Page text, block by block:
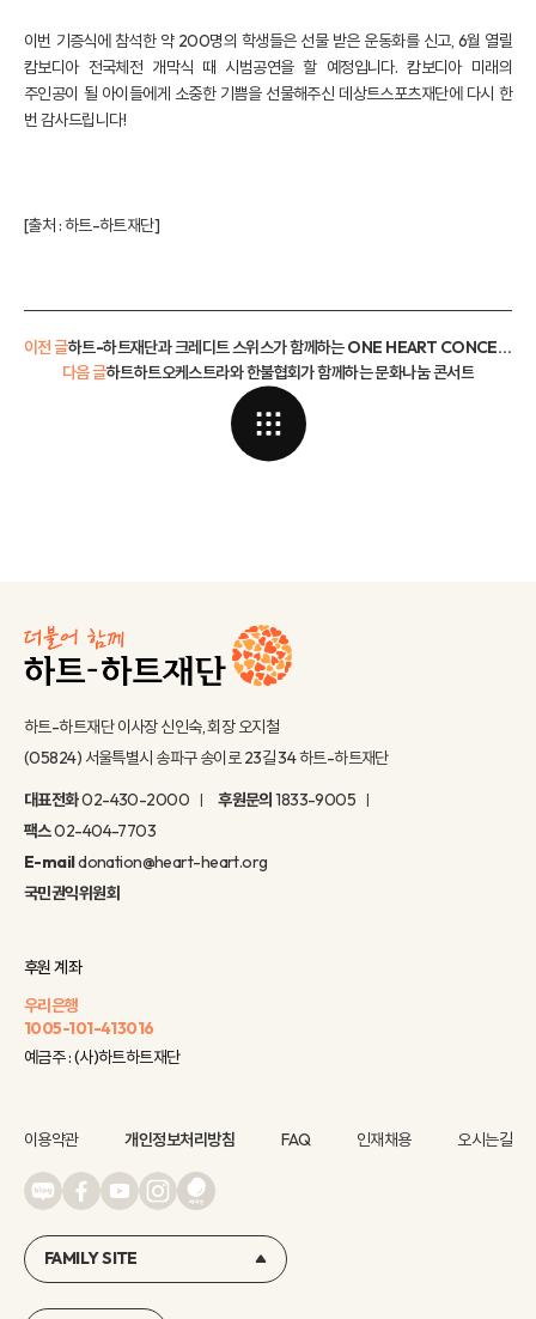
이번 기증식에 참석한 약 200명의 학생들은 선물 받은 운동화를 신고, 6월 열릴
캄보디아 전국체전 개막식 때 시범공연을 할 예정입니다. 캄보디아 미래의
주인공이 될 아이들에게 소중한 기쁨을 선물해주신 데상트스포츠재단에 다시 한
번 감사드립니다!
[출처 :하트-하트재단]
이전 글
하트-하트재단과 크레디트 스위스가 함께하는 ONE HEART CONCERT 여섯 번째 이야기
하트하트오케스트라와 한불협회가 함께하는 문화나눔 콘서트
다음 글
하트-하트재단 이사장 신인숙, 회장 오지철
(05824) 서울특별시 송파구 송이로 23길 34 하트-하트재단
대표전화02-430-2000 후원문의1833-9005
팩스02-404-7703
E-maildonation@heart-heart.org
국민권익위원회
후원 계좌
우리은행
1005-101-413016
예금주 : (사)하트하트재단
이용약관 개인정보처리방침 FAQ 인재채용 오시는길
FAMILY SITE